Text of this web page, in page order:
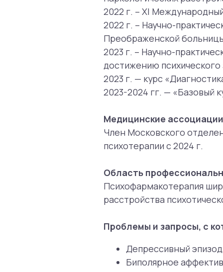
Область профессиональных
Психофармакотерапия
расстройства психотического
Проблемы и запросы, с
Депрессивный эпизод,
Биполярное аффективное
Генерализованное
Социальное тревожное
Расстройства личности
Расстройства, связанные
Расстройства
Время работы специалиста:
Вторник 13.00 — 21.00
Пятница 13.00 — 21.00
Илья Чугреев также ведет